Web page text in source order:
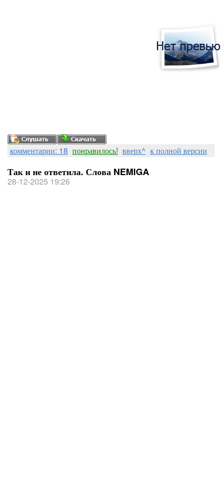
комментарии: 18 понравилось! вверх^ к полной версии
Так и не ответила. Слова NEMIGA
28-12-2025 19:26